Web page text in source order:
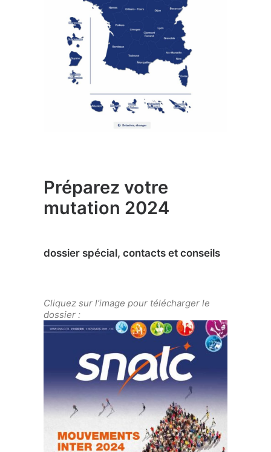
Préparez votre
mutation 2024
dossier spécial, contacts et conseils
Cliquez sur l’image pour télécharger le
dossier :